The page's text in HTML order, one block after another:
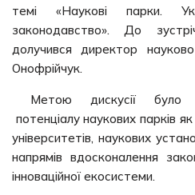
темі «Наукові парки.
законодавство». До
долучився директор
Онофрійчук.
Метою дискусії було
потенціалу наукових парків
університетів, наукових
напрямів вдосконалення
інноваційної екосистеми.